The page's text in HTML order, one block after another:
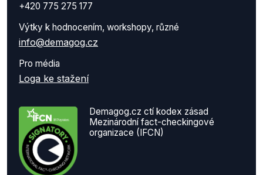
+420 775 275 177
Výtky k hodnocením, workshopy, různé
info@demagog.cz
Pro média
Loga ke stažení
Demagog.cz ctí kodex zásad
Mezinárodní fact-checkingové
organizace (IFCN)